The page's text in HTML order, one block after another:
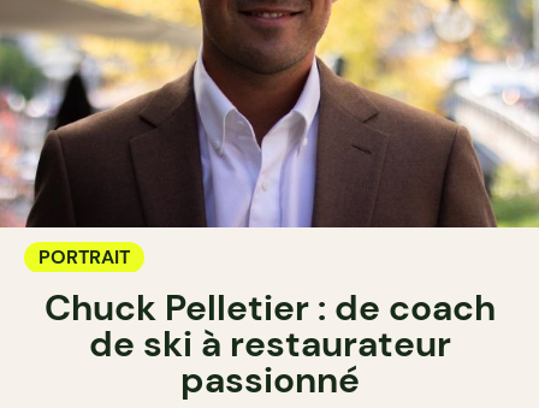
PORTRAIT
Chuck Pelletier : de coach
de ski à restaurateur
passionné